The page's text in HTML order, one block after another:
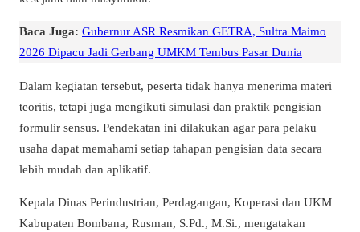
Baca Juga: Gubernur ASR Resmikan GETRA, Sultra Maimo
2026 Dipacu Jadi Gerbang UMKM Tembus Pasar Dunia
Dalam kegiatan tersebut, peserta tidak hanya menerima materi
teoritis, tetapi juga mengikuti simulasi dan praktik pengisian
formulir sensus. Pendekatan ini dilakukan agar para pelaku
usaha dapat memahami setiap tahapan pengisian data secara
lebih mudah dan aplikatif.
Kepala Dinas Perindustrian, Perdagangan, Koperasi dan UKM
Kabupaten Bombana, Rusman, S.Pd., M.Si., mengatakan